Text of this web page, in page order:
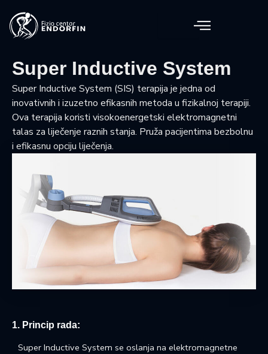
content
Super Inductive System
Super Inductive System (SIS) terapija je jedna od
inovativnih i izuzetno efikasnih metoda u fizikalnoj terapiji.
Ova terapija koristi visokoenergetski elektromagnetni
talas za liječenje raznih stanja. Pruža pacijentima bezbolnu
i efikasnu opciju liječenja.
1. Princip rada:
Super Inductive System se oslanja na elektromagnetne